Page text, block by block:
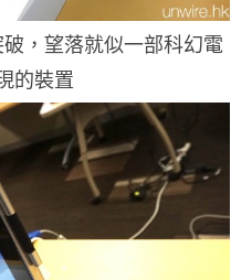
，望落就似一部科幻電
的裝置